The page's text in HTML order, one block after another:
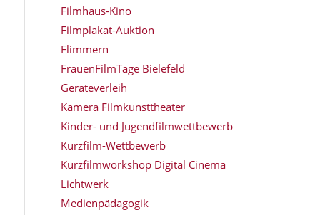
Filmhaus-Kino
Filmplakat-Auktion
Flimmern
FrauenFilmTage Bielefeld
Geräteverleih
Kamera Filmkunsttheater
Kinder- und Jugendfilmwettbewerb
Kurzfilm-Wettbewerb
Kurzfilmworkshop Digital Cinema
Lichtwerk
Medienpädagogik